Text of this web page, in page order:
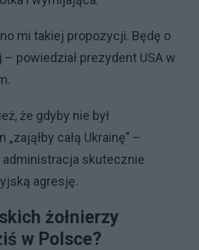
mi takiej propozycji. Będę o
powiedział prezydent USA w
że gdyby nie był
całą Ukrainę” –
skutecznie
agresję.
żołnierzy
w Polsce?